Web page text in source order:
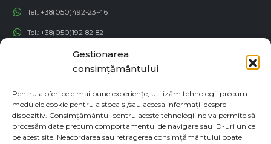
Gestionarea
consimțământului
Pentru a oferi cele mai bune experiențe, utilizăm tehnologii precum
modulele cookie pentru a stoca și/sau accesa informații despre
dispozitiv. Consimțământul pentru aceste tehnologii ne va permite să
procesăm date precum comportamentul de navigare sau ID-uri unice
pe acest site. Neacordarea sau retragerea consimțământului poate
Tel.: +38(050)492-23-46
Tel.: +38(050)192-82-82
contact@econadin.com